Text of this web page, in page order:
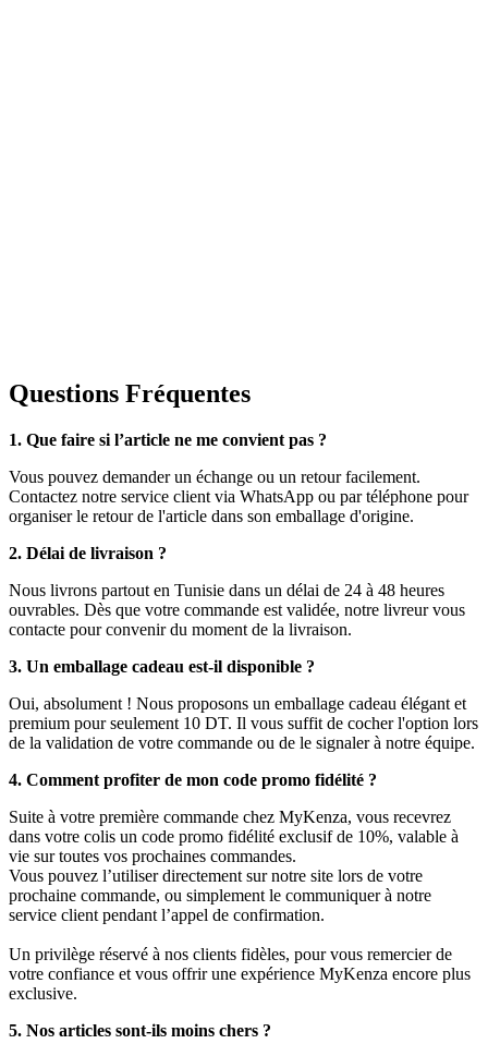
Questions Fréquentes
1. Que faire si l’article ne me convient pas ?
Vous pouvez demander un échange ou un retour facilement.
Contactez notre service client via WhatsApp ou par téléphone pour
organiser le retour de l'article dans son emballage d'origine.
2. Délai de livraison ?
Nous livrons partout en Tunisie dans un délai de 24 à 48 heures
ouvrables. Dès que votre commande est validée, notre livreur vous
contacte pour convenir du moment de la livraison.
3. Un emballage cadeau est-il disponible ?
Oui, absolument ! Nous proposons un emballage cadeau élégant et
premium pour seulement 10 DT. Il vous suffit de cocher l'option lors
de la validation de votre commande ou de le signaler à notre équipe.
4. Comment profiter de mon code promo fidélité ?
Suite à votre première commande chez MyKenza, vous recevrez
dans votre colis un code promo fidélité exclusif de 10%, valable à
vie sur toutes vos prochaines commandes.
Vous pouvez l’utiliser directement sur notre site lors de votre
prochaine commande, ou simplement le communiquer à notre
service client pendant l’appel de confirmation.
Un privilège réservé à nos clients fidèles, pour vous remercier de
votre confiance et vous offrir une expérience MyKenza encore plus
exclusive.
5. Nos articles sont-ils moins chers ?